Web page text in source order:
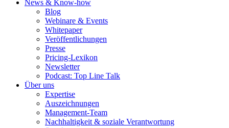
News & Know-how
Blog
Webinare & Events
Whitepaper
Veröffentlichungen
Presse
Pricing-Lexikon
Newsletter
Podcast: Top Line Talk
Über uns
Expertise
Auszeichnungen
Management-Team
Nachhaltigkeit & soziale Verantwortung